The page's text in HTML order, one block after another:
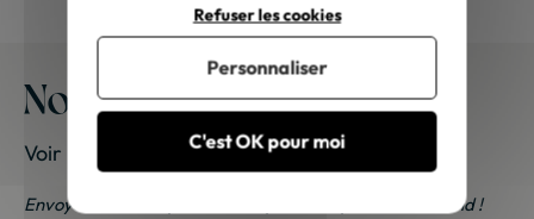
Nos meubles chez vous
Voir les photos de nos clients
Envoyez-nous vos photos ; une petite surprise vous attend !
C'est OK pour moi
Refuser les cookies
Personnaliser